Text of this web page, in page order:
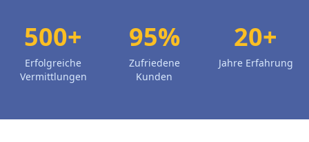
500+
Erfolgreiche
Vermittlungen
95%
Zufriedene
Kunden
20+
Jahre Erfahrung